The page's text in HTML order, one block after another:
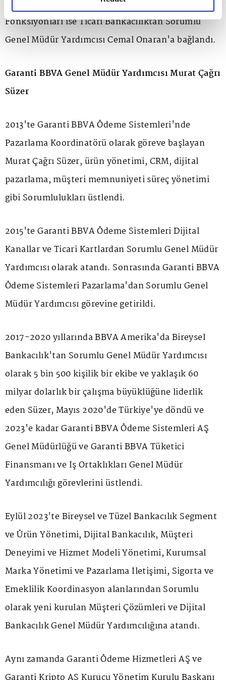
Ceren Acer Kezik'e, Tüzel Müşteri Çözümleri
Fonksiyonları ise Ticari Bankacılıktan Sorumlu
Genel Müdür Yardımcısı Cemal Onaran'a bağlandı.
Garanti BBVA Genel Müdür Yardımcısı Murat Çağrı
Süzer
2013'te Garanti BBVA Ödeme Sistemleri'nde
Pazarlama Koordinatörü olarak göreve başlayan
Murat Çağrı Süzer, ürün yönetimi, CRM, dijital
pazarlama, müşteri memnuniyeti süreç yönetimi
gibi Sorumlulukları üstlendi.
2015'te Garanti BBVA Ödeme Sistemleri Dijital
Kanallar ve Ticari Kartlardan Sorumlu Genel Müdür
Yardımcısı olarak atandı. Sonrasında Garanti BBVA
Ödeme Sistemleri Pazarlama'dan Sorumlu Genel
Müdür Yardımcısı görevine getirildi.
2017-2020 yıllarında BBVA Amerika'da Bireysel
Bankacılık'tan Sorumlu Genel Müdür Yardımcısı
olarak 5 bin 500 kişilik bir ekibe ve yaklaşık 60
milyar dolarlık bir çalışma büyüklüğüne liderlik
eden Süzer, Mayıs 2020'de Türkiye'ye döndü ve
2023'e kadar Garanti BBVA Ödeme Sistemleri AŞ
Genel Müdürlüğü ve Garanti BBVA Tüketici
Finansmanı ve İş Ortaklıkları Genel Müdür
Yardımcılığı görevlerini üstlendi.
Eylül 2023'te Bireysel ve Tüzel Bankacılık Segment
ve Ürün Yönetimi, Dijital Bankacılık, Müşteri
Deneyimi ve Hizmet Modeli Yönetimi, Kurumsal
Marka Yönetimi ve Pazarlama İletişimi, Sigorta ve
Emeklilik Koordinasyon alanlarından Sorumlu
olarak yeni kurulan Müşteri Çözümleri ve Dijital
Bankacılık Genel Müdür Yardımcılığına atandı.
Aynı zamanda Garanti Ödeme Hizmetleri AŞ ve